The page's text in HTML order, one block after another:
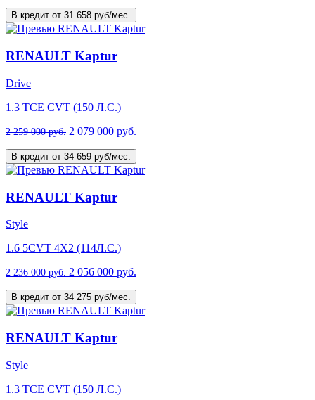
В кредит от 31 658 руб/мес.
RENAULT Kaptur
Drive
1.3 TCE CVT (150 Л.С.)
2 259 000 руб. 2 079 000 руб.
В кредит от 34 659 руб/мес.
RENAULT Kaptur
Style
1.6 5CVT 4X2 (114Л.С.)
2 236 000 руб. 2 056 000 руб.
В кредит от 34 275 руб/мес.
RENAULT Kaptur
Style
1.3 TCE CVT (150 Л.С.)